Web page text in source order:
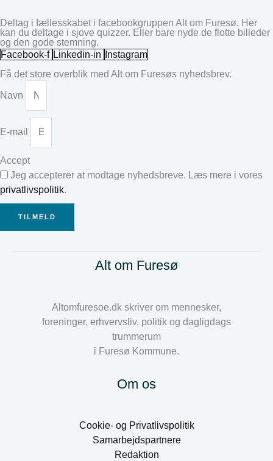
Deltag i fællesskabet i facebookgruppen Alt om Furesø. Her
kan du deltage i sjove quizzer. Eller bare nyde de flotte billeder
og den gode stemning.
Facebook-f Linkedin-in
Instagram
Få det store overblik med Alt om Furesøs nyhedsbrev.
Navn
E-mail
Accept
Jeg accepterer at modtage nyhedsbreve. Læs mere i vores
privatlivspolitik.
TILMELD
Alt om Furesø
Altomfuresoe.dk skriver om mennesker,
foreninger, erhvervsliv, politik og dagligdags
trummerum
i Furesø Kommune.
Om os
Cookie- og Privatlivspolitik
Samarbejdspartnere
Redaktion